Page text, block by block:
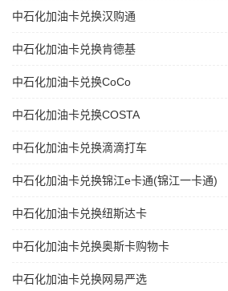
中石化加油卡兑换汉购通
中石化加油卡兑换肯德基
中石化加油卡兑换CoCo
中石化加油卡兑换COSTA
中石化加油卡兑换滴滴打车
中石化加油卡兑换锦江e卡通(锦江一卡通)
中石化加油卡兑换纽斯达卡
中石化加油卡兑换奥斯卡购物卡
中石化加油卡兑换网易严选